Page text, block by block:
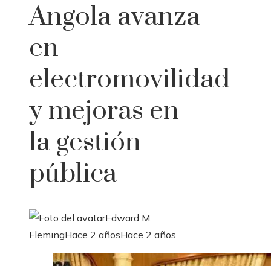
Angola avanza
en
electromovilidad
y mejoras en
la gestión
pública
Edward M.
FlemingHace 2 añosHace 2 años